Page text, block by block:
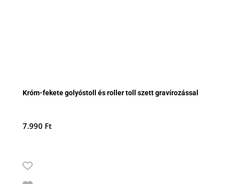
Króm-fekete golyóstoll és roller toll szett gravírozással
7.990 Ft